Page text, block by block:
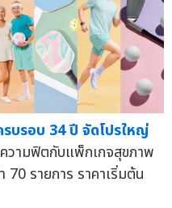
รบรอบ 34 ปี จัดโปรใหญ่
วามฟิตกับแพ็กเกจสุขภาพ
รายการ ราคาเริ่มต้น